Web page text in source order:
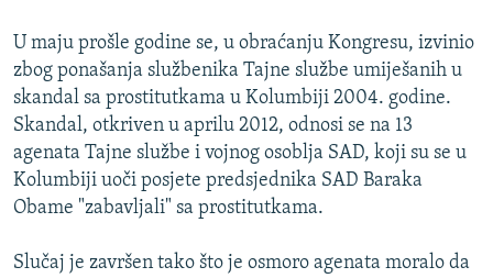
VIŠE OD NASLOVA
GENOCID U SREBRENICI
POPLAVE I KLIZIŠTA U BIH 2024.
TV LIBERTY
POST SCRIPTUM
MOJA EVROPA
PRATITE NAS
Sve RFE/RL stranice
U maju prošle godine se, u obraćanju Kongresu, izvinio
zbog ponašanja službenika Tajne službe umiješanih u
skandal sa prostitutkama u Kolumbiji 2004. godine.
Skandal, otkriven u aprilu 2012, odnosi se na 13
agenata Tajne službe i vojnog osoblja SAD, koji su se u
Kolumbiji uoči posjete predsjednika SAD Baraka
Obame "zabavljali" sa prostitutkama.
Slučaj je završen tako što je osmoro agenata moralo da